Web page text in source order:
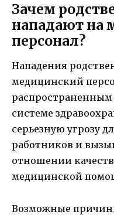
Зачем
нападают на
персонал?
Нападения
медицинский
системе
серьезную угрозу
работников и
отношении
медицинской
Возможные